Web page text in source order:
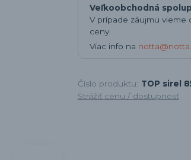
Veľkoobchodná
V prípade záujmu
ceny.
Viac info na
Číslo produktu: TOP sirel
Strážiť cenu / dostupnosť